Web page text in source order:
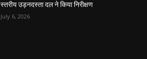
स्तरीय उड़नदस्ता दल ने किया निरीक्षण
July 6, 2026